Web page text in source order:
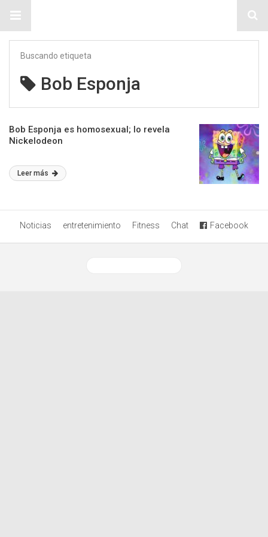
Buscando etiqueta
Bob Esponja
Bob Esponja es homosexual; lo revela
Nickelodeon
Leer más
Noticias entretenimiento Fitness Chat Facebook